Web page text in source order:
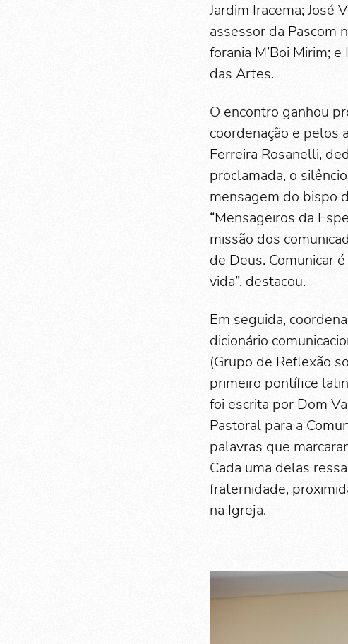
Jardim Iracema; José
assessor da Pascom
forania M’Boi Mirim;
das Artes.
O encontro ganhou
coordenação e pelos
Ferreira Rosanelli,
proclamada, o
mensagem do bispo
“Mensageiros da
missão dos
de Deus. Comunicar
vida”, destacou.
Em seguida,
dicionário
(Grupo de Reflexão
primeiro pontífice
foi escrita por Dom
Pastoral para a
palavras que
Cada uma delas
fraternidade,
na Igreja.